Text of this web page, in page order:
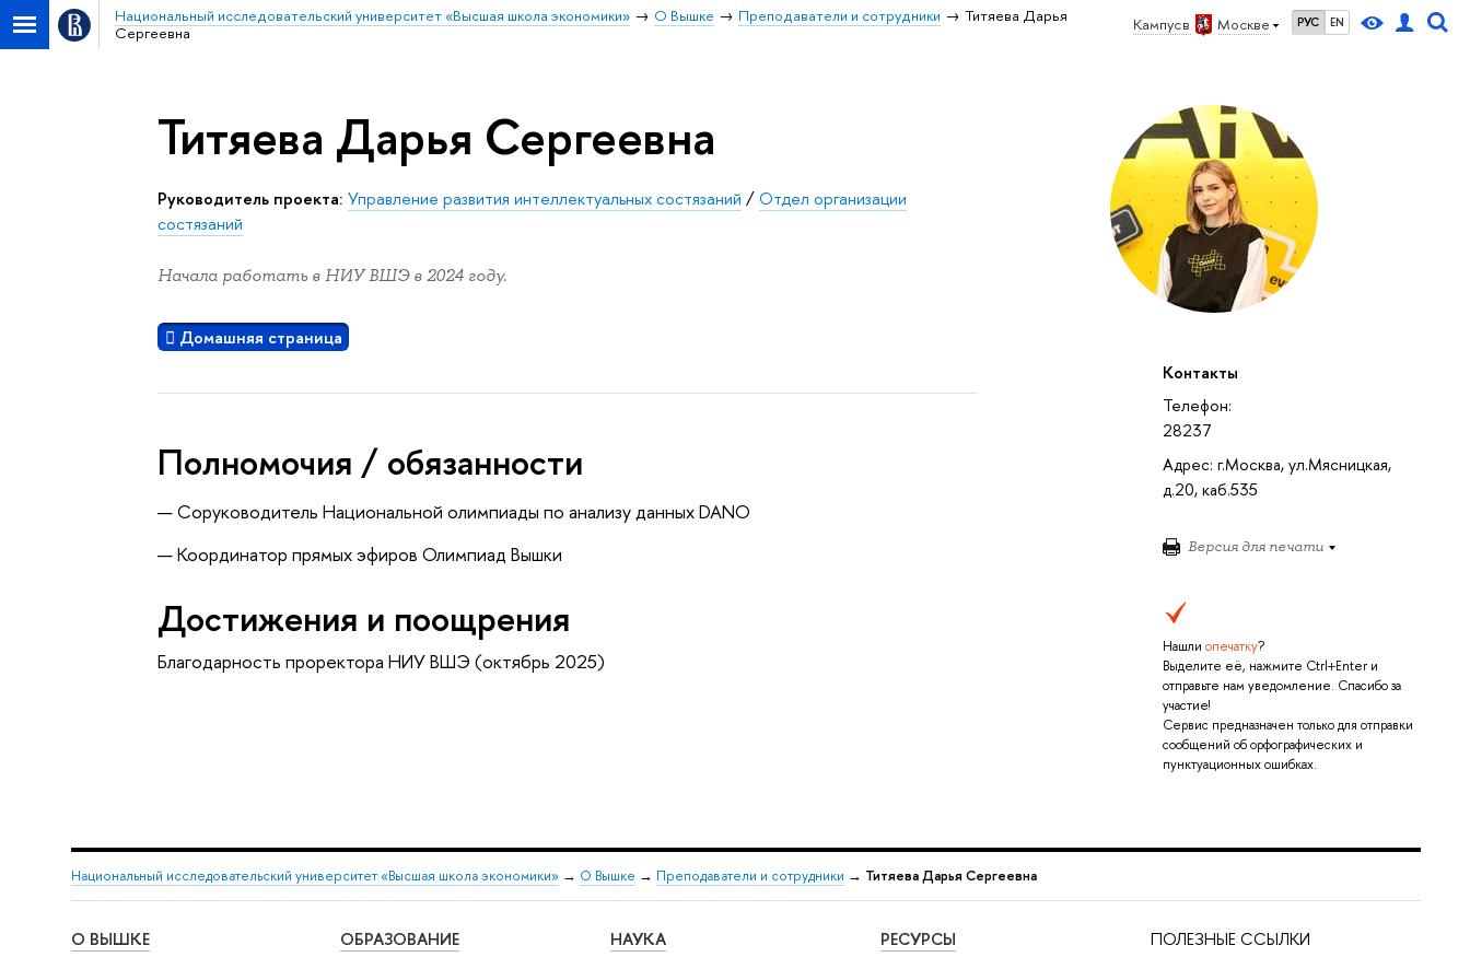
Кампус в Москве РУС EN
Национальный исследовательский университет «Высшая школа экономики» О Вышке Преподаватели и сотрудники
Титяева Дарья
Сергеевна
Контакты
Телефон:
28237
Адрес: г.Москва, ул.Мясницкая,
д.20, каб.535
Версия для печати
Нашли опечатку?
Выделите её, нажмите Ctrl+Enter и
отправьте нам уведомление. Спасибо за
участие!
Сервис предназначен только для отправки
сообщений об орфографических и
пунктуационных ошибках.
Титяева Дарья Сергеевна
Руководитель проекта: Управление развития интеллектуальных состязаний /Отдел организации
состязаний
Начала работать в НИУ ВШЭ в 2024 году.
Домашняя страница
Полномочия / обязанности
— Соруководитель Национальной олимпиады по анализу данных DANO
— Координатор прямых эфиров Олимпиад Вышки
Достижения и поощрения
Благодарность проректора НИУ ВШЭ (октябрь 2025)
Национальный исследовательский университет «Высшая школа экономики» → О Вышке → Преподаватели и сотрудники → Титяева Дарья Сергеевна
О ВЫШКЕ ОБРАЗОВАНИЕ НАУКА РЕСУРСЫ ПОЛЕЗНЫЕ ССЫЛКИ